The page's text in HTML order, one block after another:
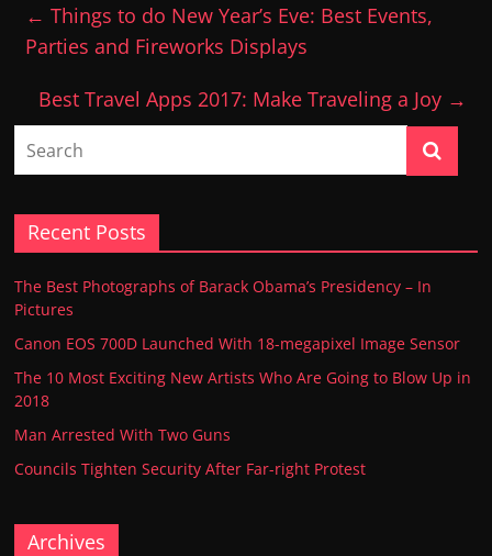
← Things to do New Year’s Eve: Best Events,
Parties and Fireworks Displays
Best Travel Apps 2017: Make Traveling a Joy →
Recent Posts
The Best Photographs of Barack Obama’s Presidency – In
Pictures
Canon EOS 700D Launched With 18-megapixel Image Sensor
The 10 Most Exciting New Artists Who Are Going to Blow Up in
2018
Man Arrested With Two Guns
Councils Tighten Security After Far-right Protest
Archives